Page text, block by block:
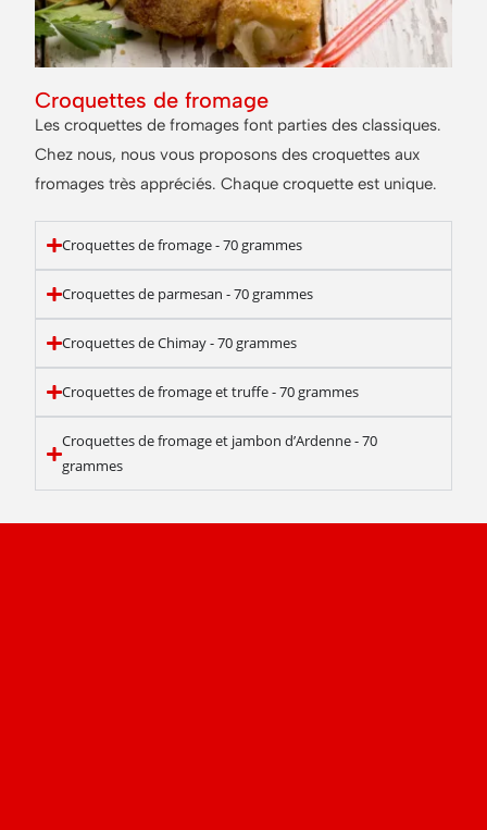
Croquettes de fromage
Les croquettes de fromages font parties des classiques.
Chez nous, nous vous proposons des croquettes aux
fromages très appréciés. Chaque croquette est unique.
Croquettes de fromage - 70 grammes
Croquettes de parmesan - 70 grammes
Croquettes de Chimay - 70 grammes
Croquettes de fromage et truffe - 70 grammes
Croquettes de fromage et jambon d’Ardenne - 70
grammes